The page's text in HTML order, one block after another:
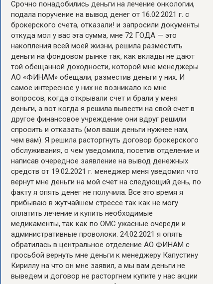
Срочно понадобились деньги на лечение онкологии,
подала поручение на вывод денег от 16.02.2021 г. с
брокерского счета, отказали! и запросили документы
откуда мол у вас эта сумма, мне 72 ГОДА — это
накопления всей моей жизни, решила разместить
деньги на фондовом рынке так, как вклады не дают
той обещанной доходности, которой мне менеджеры
АО «ФИНАМ» обещали, разместив деньги у них. И
самое интересное у них не возникало ко мне
вопросов, когда открывали счет и брали у меня
деньги, а вот когда я решила вывести на свой счет в
другое финансовое учреждение они вдруг решили
спросить и отказать (мол ваши деньги нужнее нам,
чем вам). Я решила расторгнуть договор брокерского
обслуживания, о чем уведомила, посетив отделение и
написав очередное заявление на вывод денежных
средств от 19.02.2021 г. менеджер меня уведомил что
вернут мне деньги на мой счет на следующий день, по
факту я опять денег не получила. Все это время я
прибываю в жутчайшем стрессе так как не могу
оплатить лечение и купить необходимые
медикаменты, так как по ОМС ужасные очереди и
административные проволоки. 24.02.2021 я опять
обратилась в центральное отделение АО ФИНАМ с
просьбой вернуть мне деньги к менеджеру Капустину
Кириллу на что он мне заявил, а мы вам деньги не
выведем и договор не расторгнем купите у нас акции